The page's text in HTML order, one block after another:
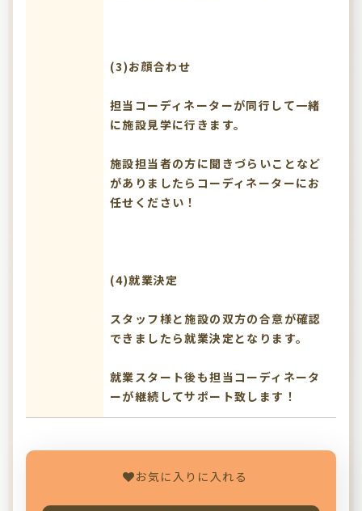
(3)お顔合わせ
担当コーディネーターが同行して一緒
に施設見学に行きます。
施設担当者の方に聞きづらいことなど
がありましたらコーディネーターにお
任せください！
(4)就業決定
スタッフ様と施設の双方の合意が確認
できましたら就業決定となります。
就業スタート後も担当コーディネータ
ーが継続してサポート致します！
お気に入りに入れる